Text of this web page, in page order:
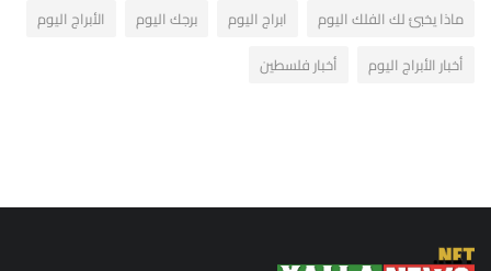
ماذا يخبئ لك الفلك اليوم
ابراج اليوم برجك اليوم
الأبراج اليوم
أخبار الأبراج اليوم
أخبار فلسطين